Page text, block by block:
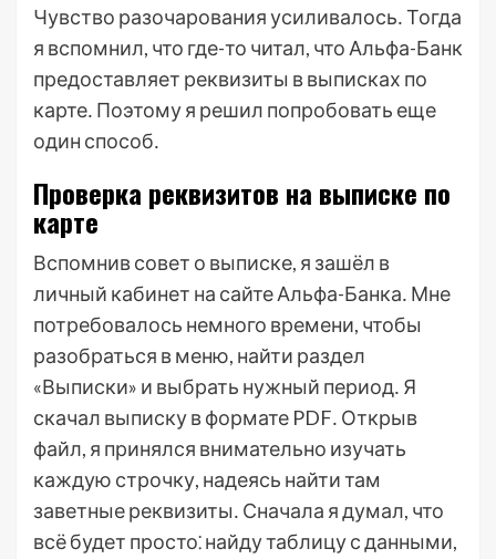
Чувство разочарования усиливалось․ Тогда
я вспомнил, что где-то читал, что Альфа-Банк
предоставляет реквизиты в выписках по
карте․ Поэтому я решил попробовать еще
один способ․
Проверка реквизитов на выписке по
карте
Вспомнив совет о выписке, я зашёл в
личный кабинет на сайте Альфа-Банка․ Мне
потребовалось немного времени, чтобы
разобраться в меню, найти раздел
«Выписки» и выбрать нужный период․ Я
скачал выписку в формате PDF․ Открыв
файл, я принялся внимательно изучать
каждую строчку, надеясь найти там
заветные реквизиты․ Сначала я думал, что
всё будет просто⁚ найду таблицу с данными,